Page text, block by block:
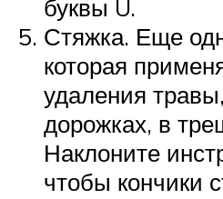
буквы U.
Стяжка. Еще
которая
удаления
дорожках, в
Наклоните
чтобы кончики